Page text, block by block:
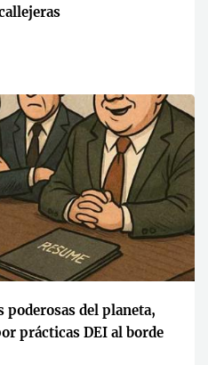
poderosas del planeta,
prácticas DEI al borde